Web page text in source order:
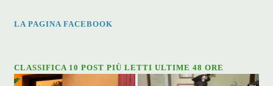
LA PAGINA FACEBOOK
CLASSIFICA 10 POST PIÙ LETTI ULTIME 48 ORE